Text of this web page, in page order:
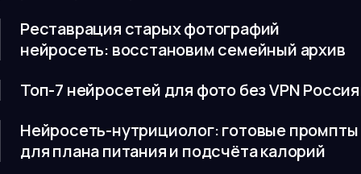
Реставрация старых фотографий
нейросеть: восстановим семейный архив
Топ-7 нейросетей для фото без VPN Россия
Нейросеть-нутрициолог: готовые промпты
для плана питания и подсчёта калорий